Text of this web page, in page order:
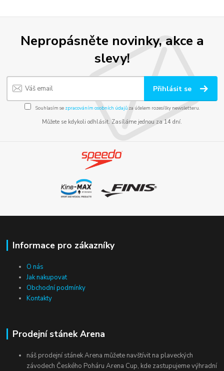
Nepropásněte novinky, akce a
slevy!
Přihlásit se
Souhlasím se zpracováním osobních údajůza účelem rozesílky newsletteru.
Můžete se kdykoli odhlásit. Zasíláme jednou za 14 dní.
Informace pro zákazníky
O nás
Jak nakupovat
Obchodní podmínky
Kontakty
Prodejní stánek Arena
náš prodejní stánek Arena můžete navštívit na plaveckých
závodech Českého Poháru Arena Cup, kde zastupujeme výhradní